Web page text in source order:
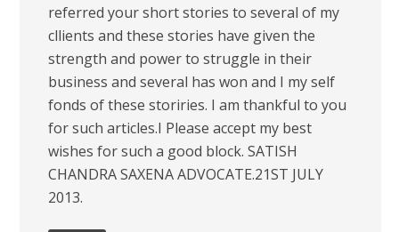
referred your short stories to several of my
cllients and these stories have given the
strength and power to struggle in their
business and several has won and I my self
fonds of these storiries. I am thankful to you
for such articles.I Please accept my best
wishes for such a good block. SATISH
CHANDRA SAXENA ADVOCATE.21ST JULY
2013.